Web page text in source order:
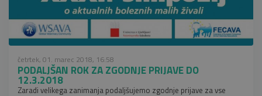
četrtek, 01. marec 2018, 16:58
PODALJŠAN ROK ZA ZGODNJE PRIJAVE DO
12.3.2018
Zaradi velikega zanimanja podaljšujemo zgodnje prijave za vse